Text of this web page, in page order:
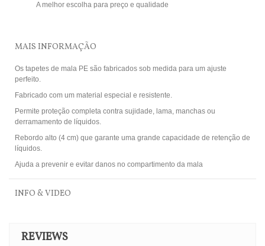
A melhor escolha para preço e qualidade
MAIS INFORMAÇÃO
Os tapetes de mala PE são fabricados sob medida para um ajuste
perfeito.
Fabricado com um material especial e resistente.
Permite proteção completa contra sujidade, lama, manchas ou
derramamento de líquidos.
Rebordo alto (4 cm) que garante uma grande capacidade de retenção de
líquidos.
Ajuda a prevenir e evitar danos no compartimento da mala
INFO & VIDEO
REVIEWS